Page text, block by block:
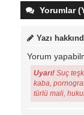
Yorumlar
Yazı
Yorum
Uyarı! Suç
kaba,
türlü mali,